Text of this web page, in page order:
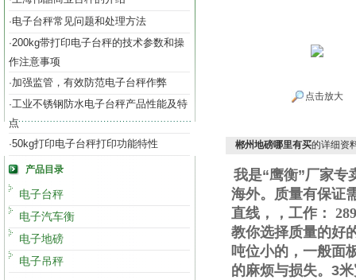
·电子台秤常见问题和处理方法
·200kg带打印电子台秤的技术参数和操
作注意事项
·加强监管，有效防范电子台秤作弊
·工业不锈钢防水电子台秤产品性能及特
点
·50kg打印电子台秤打印功能特性
产品目录
电子台秤
电子汽车衡
电子地磅
电子吊秤
点击放大
郴州地磅哪里有买的详细资
我是“鹰衡”厂家专
海外。质量有保证
直线 ， ，工作 ：
教你选择质量的好
吨位小的，一般面
的麻烦与损失。 3